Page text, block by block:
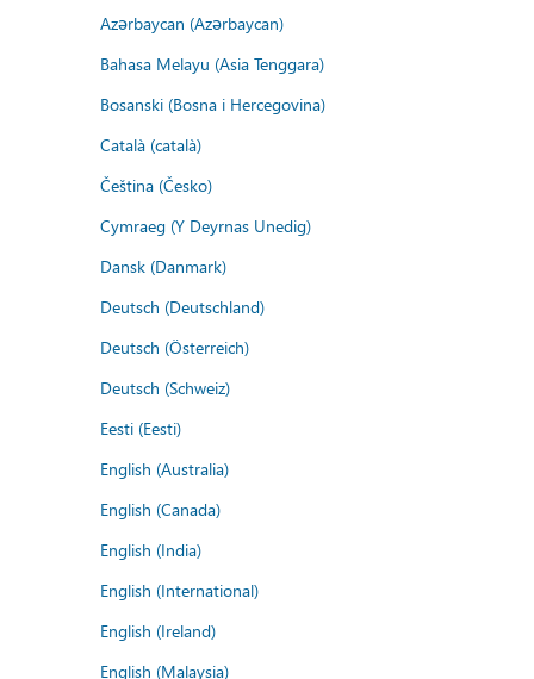
Azərbaycan (Azərbaycan)
Bahasa Melayu (Asia Tenggara)
Bosanski (Bosna i Hercegovina)
Català (català)
Čeština (Česko)
Cymraeg (Y Deyrnas Unedig)
Dansk (Danmark)
Deutsch (Deutschland)
Deutsch (Österreich)
Deutsch (Schweiz)
Eesti (Eesti)
English (Australia)
English (Canada)
English (India)
English (International)
English (Ireland)
English (Malaysia)